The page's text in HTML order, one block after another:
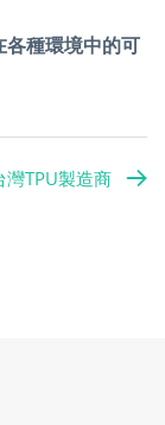
種環境中的可
灣TPU製造商